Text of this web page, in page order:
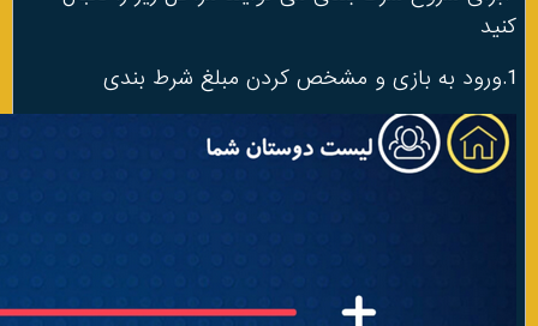
کنید
1.ورود به بازی و مشخص کردن مبلغ شرط بندی